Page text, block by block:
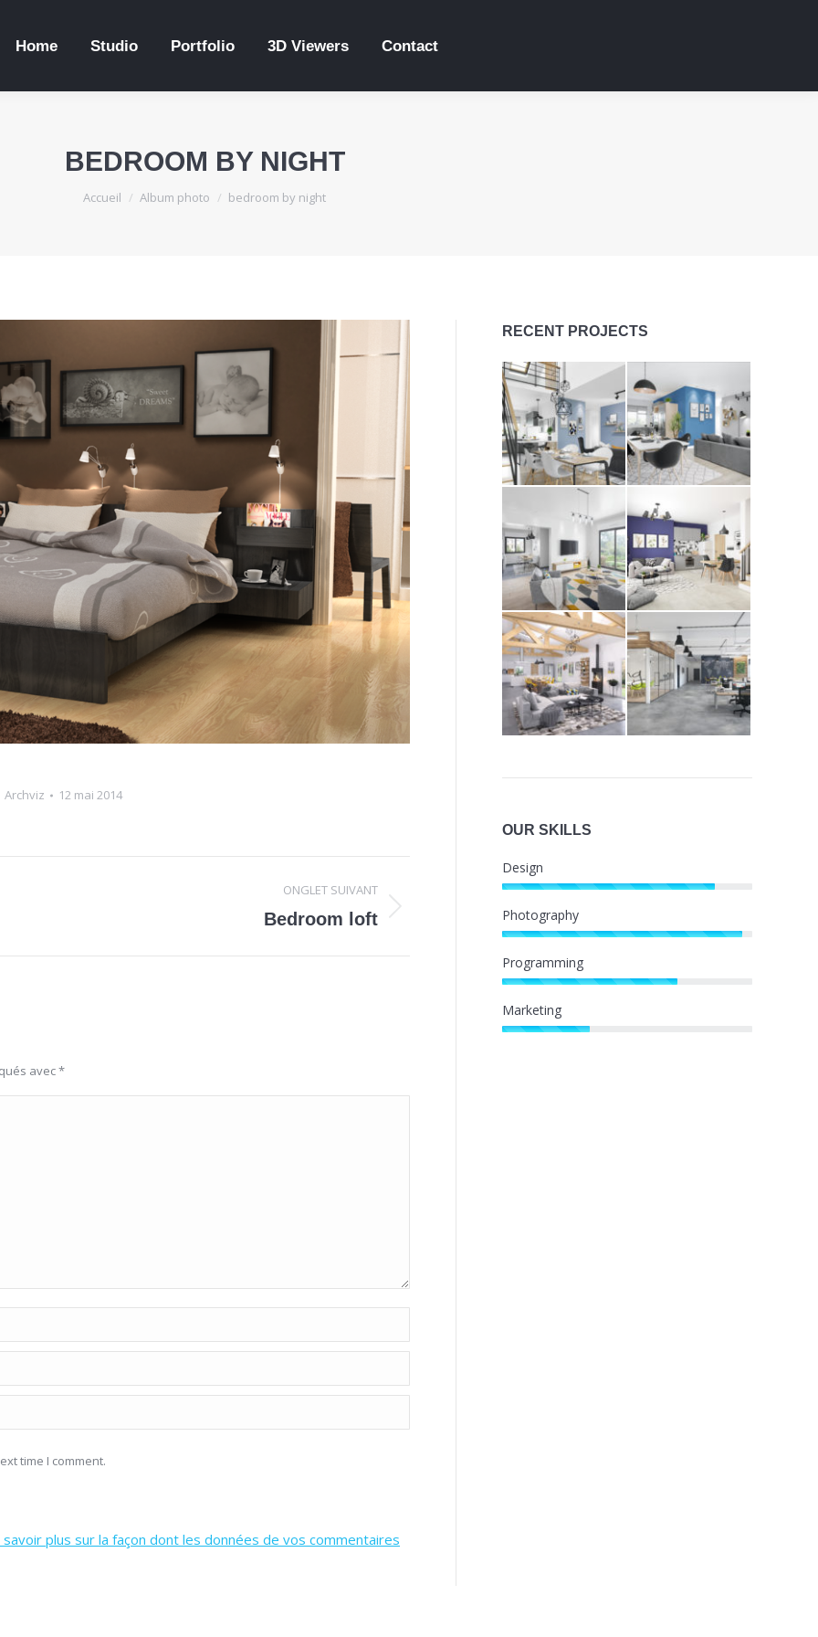
Home Studio Portfolio 3D Viewers Contact
BEDROOM BY NIGHT
Vous êtes ici :
Accueil Album photo bedroom by night
Archviz 12 mai 2014
ONGLET SUIVANT
Bedroom loft
avec*
time I comment.
savoir plus sur la façon dont les données de vos commentaires
RECENT PROJECTS
OUR SKILLS
Design
Photography
Programming
Marketing